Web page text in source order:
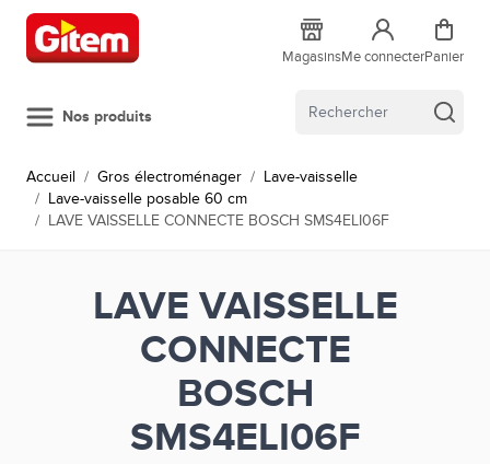
Allez au contenu
MagasinsMe connecterPanier
Nos produits
Accueil / Gros électroménager / Lave-vaisselle
/ Lave-vaisselle posable 60 cm
/ LAVE VAISSELLE CONNECTE BOSCH SMS4ELI06F
LAVE VAISSELLE
CONNECTE
BOSCH
SMS4ELI06F